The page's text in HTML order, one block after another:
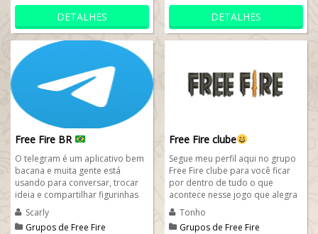
DETALHES DETALHES
Free Fire BR
O telegram é um aplicativo bem
bacana e muita gente está
usando para conversar, trocar
ideia e compartilhar figurinhas
engraçadas e memes. Pensando
nisso,...
Scarly
Grupos de Free Fire
Free Fire clube
Segue meu perfil aqui no grupo
Free Fire clube para você ficar
por dentro de tudo o que
acontece nesse jogo que alegra
jovens brasileiros e...
Tonho
Grupos de Free Fire